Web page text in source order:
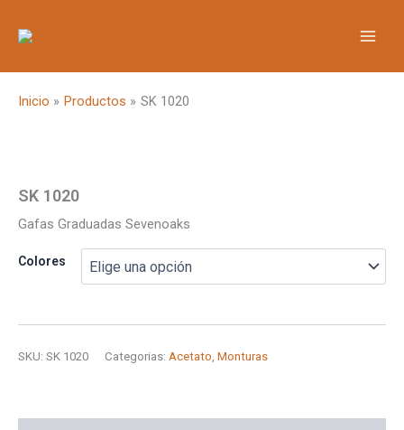
Inicio Productos SK 1020
SK 1020
Gafas Graduadas Sevenoaks
Colores
SKU: SK 1020 Categorias: Acetato, Monturas